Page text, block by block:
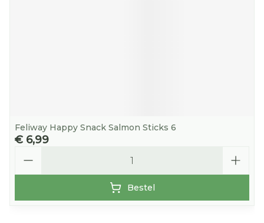
Feliway Happy Snack Salmon Sticks 6
€ 6,99
Bestel